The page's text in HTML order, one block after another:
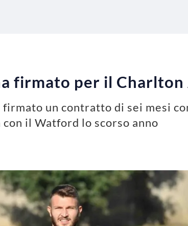
firmato per il
firmato un contratto di sei mesi
il Watford lo scorso anno